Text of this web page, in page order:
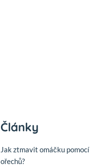
Články
Jak ztmavit omáčku pomocí
ořechů?